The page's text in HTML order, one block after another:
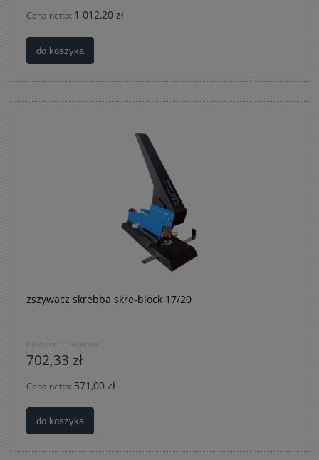
Cena netto: 1 012,20 zł
do koszyka
zszywacz skrebba skre-block 17/20
Producent: Skrebba
702,33 zł
Cena netto: 571,00 zł
do koszyka